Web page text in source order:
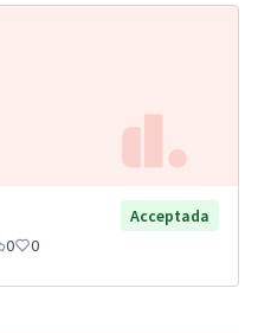
Acceptada
0 0